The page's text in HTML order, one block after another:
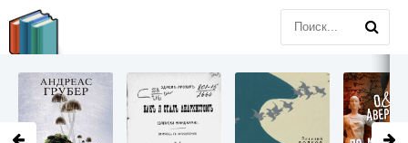
LITMIR.ORG